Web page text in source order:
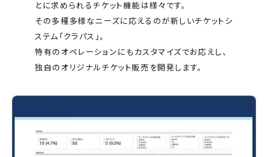
とに求められるチケット機能は様々です。
その多種多様なニーズに応えるのが新しいチケットシ
ステム「クラパス」。
特有のオペレーションにもカスタマイズでお応えし、
独自のオリジナルチケット販売を開発します。